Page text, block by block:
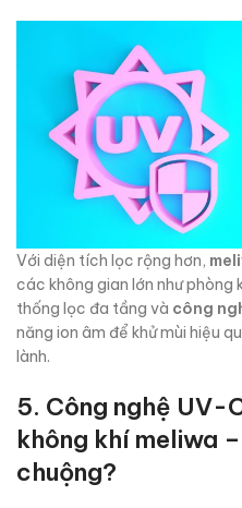
Với diện tích lọc rộng hơn,
các không gian lớn như phòng
thống lọc đa tầng và công
năng ion âm để khử mùi hiệu
lành.
5. Công nghệ UV-
không khí meliwa
chuộng?